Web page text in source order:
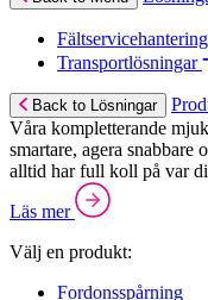
Fältservicehantering
Transportlösningar
Back to Lösningar
Våra kompletterande
smartare, agera snabbare
alltid har full koll på var
Läs mer
Välj en produkt:
Fordonsspårning